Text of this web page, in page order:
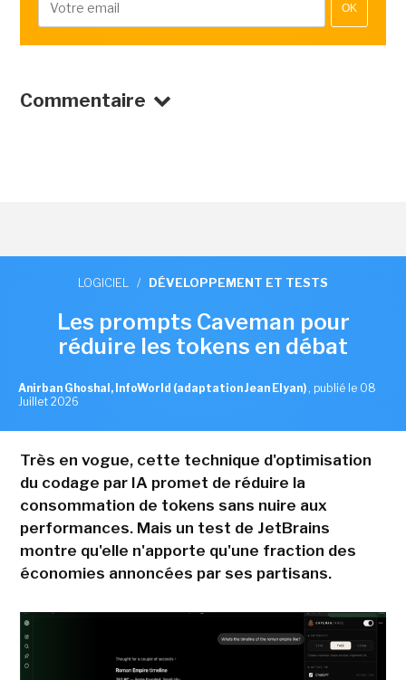
OK
Commentaire
LOGICIEL / DÉVELOPPEMENT ET TESTS
Les prompts Caveman pour
réduire les tokens en débat
Anirban Ghoshal, InfoWorld (adaptation Jean Elyan) , publié le 08
Juillet 2026
Très en vogue, cette technique d'optimisation
du codage par IA promet de réduire la
consommation de tokens sans nuire aux
performances. Mais un test de JetBrains
montre qu'elle n'apporte qu'une fraction des
économies annoncées par ses partisans.